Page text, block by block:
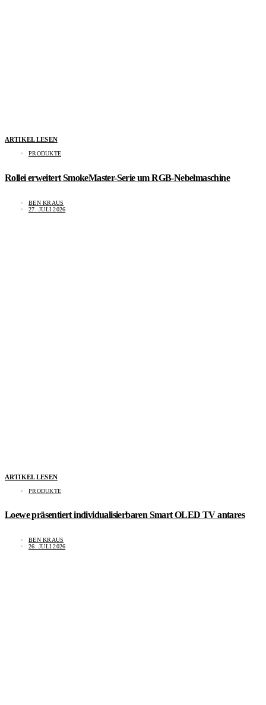
ARTIKEL LESEN
PRODUKTE
Rollei erweitert SmokeMaster-Serie um RGB-Nebelmaschine
BEN KRAUS
27. JULI 2026
ARTIKEL LESEN
PRODUKTE
Loewe präsentiert individualisierbaren Smart OLED TV antares
BEN KRAUS
26. JULI 2026